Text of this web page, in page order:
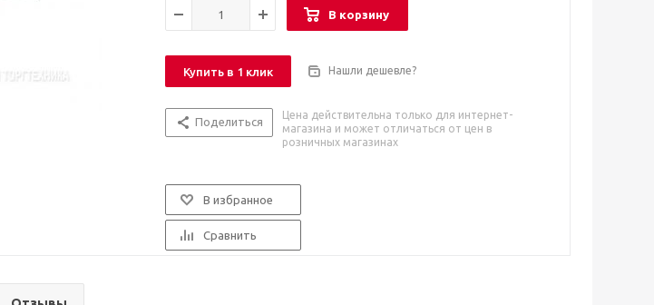
В корзину
Купить в 1 клик Нашли дешевле?
Поделиться
Цена действительна только для интернет-
магазина и может отличаться от цен в
розничных магазинах
В избранное
Сравнить